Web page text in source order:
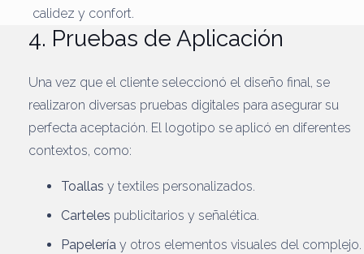
calidez y confort.
4. Pruebas de Aplicación
Una vez que el cliente seleccionó el diseño final, se
realizaron diversas pruebas digitales para asegurar su
perfecta aceptación. El logotipo se aplicó en diferentes
contextos, como:
Toallas y textiles personalizados.
Carteles publicitarios y señalética.
Papelería y otros elementos visuales del complejo.